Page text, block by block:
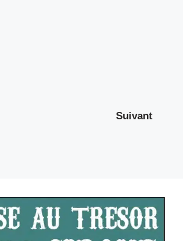
Suivant